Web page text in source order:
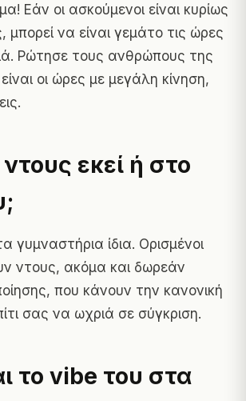
Εάν οι ασκούμενοι είναι κυρίως
μπορεί να είναι γεμάτο τις ώρες
Ρώτησε τους ανθρώπους της
οι ώρες με μεγάλη κίνηση,
εκεί ή στο
γυμναστήρια ίδια. Ορισμένοι
ντους, ακόμα και δωρεάν
που κάνουν την κανονική
σας να ωχριά σε σύγκριση.
το vibe του στα